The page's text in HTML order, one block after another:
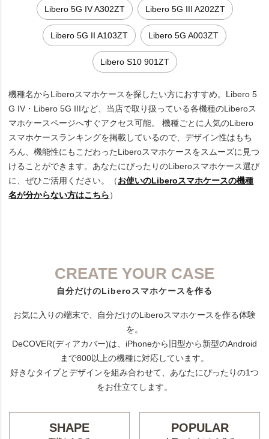
Libero 5G IV A302ZT Libero 5G III A202ZT
Libero 5G II A103ZT Libero 5G A003ZT
Libero S10 901ZT
機種名からLiberoスマホケースを探したい方におすすめ。Libero 5
G IV・Libero 5G IIIなど、当店で取り扱っている各機種のLiberoス
マホケースページへすぐアクセス可能。 機種ごとに人気のLibero
スマホケースランキングを掲載しているので、デザイン性はもち
ろん、機能性にもこだわったLiberoスマホケースをスムーズに見つ
けることができます。あなたにぴったりのLiberoスマホケース選び
に、ぜひご活用ください。（お使いのLiberoスマホケースの機種
名が分からない方はこちら）
CREATE YOUR CASE
自分だけのLiberoスマホケースを作る
お気に入りの端末で、自分だけのLiberoスマホケースを作る体験
を。
DeCOVER(ディアカバー)は、iPhoneから旧型から新型のAndroid
まで800以上の機種に対応しています。
好きなタイプとデザインを組み合わせて、あなたにぴったりの1つ
をお仕立てします。
SHAPE POPULAR